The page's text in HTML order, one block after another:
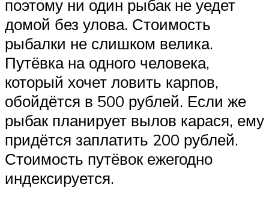
поэтому ни один рыбак не уедет
домой без улова. Стоимость
рыбалки не слишком велика.
Путёвка на одного человека,
который хочет ловить карпов,
обойдётся в 500 рублей. Если же
рыбак планирует вылов карася, ему
придётся заплатить 200 рублей.
Стоимость путёвок ежегодно
индексируется.